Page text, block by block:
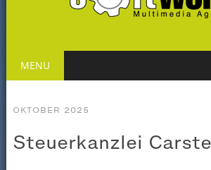
Main menu
MENU
OKTOBER 2025
Steuerkanzlei